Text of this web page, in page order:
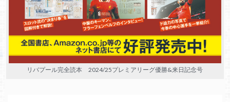
リバプール完全読本 2024/25プレミアリーグ優勝&来日記念号